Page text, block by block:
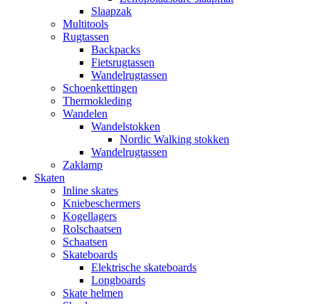
Slaapzak
Multitools
Rugtassen
Backpacks
Fietsrugtassen
Wandelrugtassen
Schoenkettingen
Thermokleding
Wandelen
Wandelstokken
Nordic Walking stokken
Wandelrugtassen
Zaklamp
Skaten
Inline skates
Kniebeschermers
Kogellagers
Rolschaatsen
Schaatsen
Skateboards
Elektrische skateboards
Longboards
Skate helmen